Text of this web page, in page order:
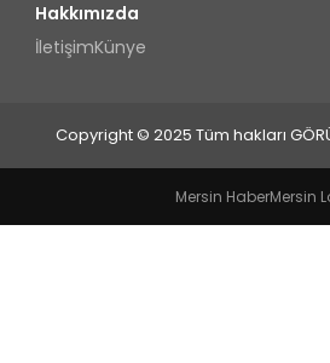
Hakkımızda
İletişimKünye
Copyright © 2025 Tüm hakları
Mersin HaberMersin